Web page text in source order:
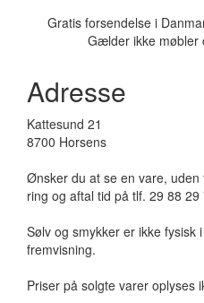
Gratis forsendelse i
Gælder ikke møbler
Adresse
Kattesund 21
8700 Horsens
Ønsker du at se en vare, uden
ring og aftal tid på tlf. 29 88 29
Sølv og smykker er ikke fysisk
fremvisning.
Priser på solgte varer oplyses